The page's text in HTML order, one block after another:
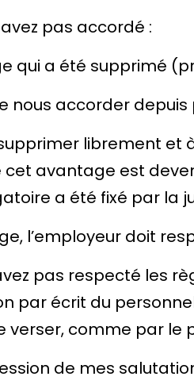
pas accordé :
qui a été supprimé
nous accorder depuis
librement
cet avantage est
a été fixé par la
l’employeur doit
pas respecté les
par écrit du
comme par le
de mes